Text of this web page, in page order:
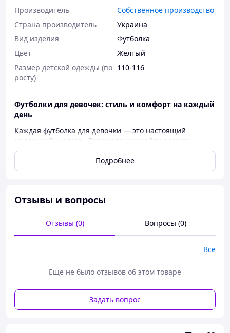
Производитель
Собственное производство
Страна производитель
Украина
Вид изделия
Футболка
Цвет
Желтый
Размер детской одежды (по
росту)
110-116
Футболки для девочек: стиль и комфорт на каждый
день
Каждая футболка для девочки — это настоящий
маленький шедевр. Летом сложно найти одежду
удобнее: легкие, дышащие и комфортные, они
идеально подходят для жаркой погоды.
Яркие принты и качественные ткани делают эти
футболки идеальным выбором для маленьких модниц!
Характеристики:
(95% хлопок, 5% стретч)
122-128
Подробнее
Отзывы и вопросы
Отзывы (0) Вопросы (0)
Все
Еще не было отзывов об этом товаре
Задать вопрос